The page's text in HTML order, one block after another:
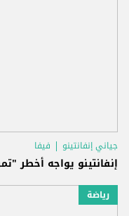
جياني إنفانتينو فيفا
إنفانتينو يواجه أخطر
رياضة